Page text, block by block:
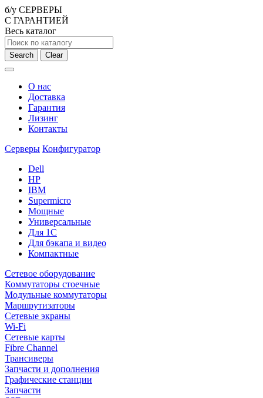
б/у СЕРВЕРЫ
С ГАРАНТИЕЙ
Весь каталог
Search Clear
О нас
Доставка
Гарантия
Лизинг
Контакты
Серверы Конфигуратор
Dell
HP
IBM
Supermicro
Мощные
Универсальные
Для 1С
Для бэкапа и видео
Компактные
Сетевое оборудование
Коммутаторы стоечные
Модульные коммутаторы
Маршрутизаторы
Сетевые экраны
Wi-Fi
Сетевые карты
Fibre Channel
Трансиверы
Запчасти и дополнения
Графические станции
Запчасти